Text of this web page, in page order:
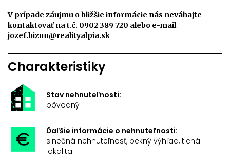
V prípade záujmu o bližšie informácie nás neváhajte
kontaktovať na t.č. 0902 389 720 alebo e-mail
jozef.bizon@realityalpia.sk
Charakteristiky
Stav nehnuteľnosti:
pôvodný
Ďaľšie informácie o nehnuteľnosti:
slnečná nehnuteľnosť, pekný výhľad, tichá
lokalita